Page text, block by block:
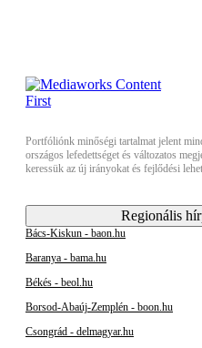
Portfóliónk minőségi tartalmat jelent
országos lefedettséget és változatos
keressük az új irányokat és fejlődési
Regionális
Bács-Kiskun - baon.hu
Baranya - bama.hu
Békés - beol.hu
Borsod-Abaúj-Zemplén - boon.hu
Csongrád - delmagyar.hu